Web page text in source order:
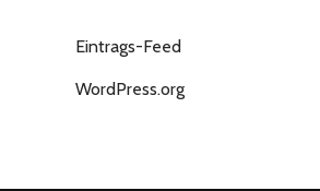
Eintrags-Feed
WordPress.org